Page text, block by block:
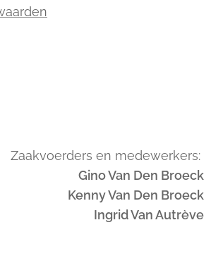
Zaakvoerders en medewerkers:
Gino Van Den Broeck
Kenny Van Den Broeck
Ingrid Van Autrève